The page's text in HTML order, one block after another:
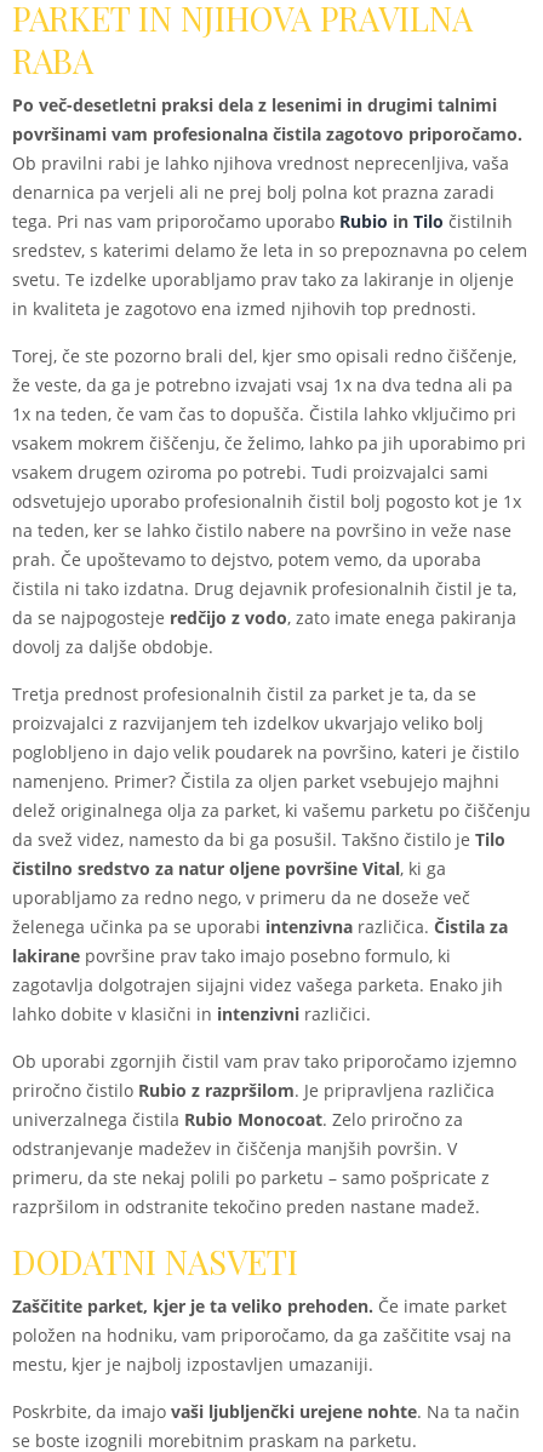
PARKET IN NJIHOVA PRAVILNA
RABA
Po več-desetletni praksi dela z lesenimi in drugimi talnimi
površinami vam profesionalna čistila zagotovo priporočamo.
Ob pravilni rabi je lahko njihova vrednost neprecenljiva, vaša
denarnica pa verjeli ali ne prej bolj polna kot prazna zaradi
tega. Pri nas vam priporočamo uporabo Rubio in Tilo čistilnih
sredstev, s katerimi delamo že leta in so prepoznavna po celem
svetu. Te izdelke uporabljamo prav tako za lakiranje in oljenje
in kvaliteta je zagotovo ena izmed njihovih top prednosti.
Torej, če ste pozorno brali del, kjer smo opisali redno čiščenje,
že veste, da ga je potrebno izvajati vsaj 1x na dva tedna ali pa
1x na teden, če vam čas to dopušča. Čistila lahko vključimo pri
vsakem mokrem čiščenju, če želimo, lahko pa jih uporabimo pri
vsakem drugem oziroma po potrebi. Tudi proizvajalci sami
odsvetujejo uporabo profesionalnih čistil bolj pogosto kot je 1x
na teden, ker se lahko čistilo nabere na površino in veže nase
prah. Če upoštevamo to dejstvo, potem vemo, da uporaba
čistila ni tako izdatna. Drug dejavnik profesionalnih čistil je ta,
da se najpogosteje redčijo z vodo, zato imate enega pakiranja
dovolj za daljše obdobje.
Tretja prednost profesionalnih čistil za parket je ta, da se
proizvajalci z razvijanjem teh izdelkov ukvarjajo veliko bolj
poglobljeno in dajo velik poudarek na površino, kateri je čistilo
namenjeno. Primer? Čistila za oljen parket vsebujejo majhni
delež originalnega olja za parket, ki vašemu parketu po čiščenju
da svež videz, namesto da bi ga posušil. Takšno čistilo je Tilo
čistilno sredstvo za natur oljene površine Vital, ki ga
uporabljamo za redno nego, v primeru da ne doseže več
želenega učinka pa se uporabi intenzivna različica. Čistila za
lakirane površine prav tako imajo posebno formulo, ki
zagotavlja dolgotrajen sijajni videz vašega parketa. Enako jih
lahko dobite v klasični in intenzivni različici.
Ob uporabi zgornjih čistil vam prav tako priporočamo izjemno
priročno čistilo Rubio z razpršilom. Je pripravljena različica
univerzalnega čistila Rubio Monocoat. Zelo priročno za
odstranjevanje madežev in čiščenja manjših površin. V
primeru, da ste nekaj polili po parketu – samo pošpricate z
razpršilom in odstranite tekočino preden nastane madež.
DODATNI NASVETI
Zaščitite parket, kjer je ta veliko prehoden. Če imate parket
položen na hodniku, vam priporočamo, da ga zaščitite vsaj na
mestu, kjer je najbolj izpostavljen umazaniji.
Poskrbite, da imajo vaši ljubljenčki urejene nohte. Na ta način
se boste izognili morebitnim praskam na parketu.